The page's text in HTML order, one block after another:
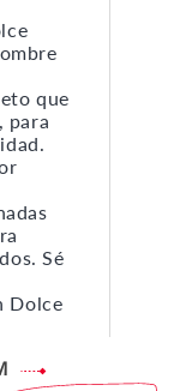
que
para
Sé
Dolce